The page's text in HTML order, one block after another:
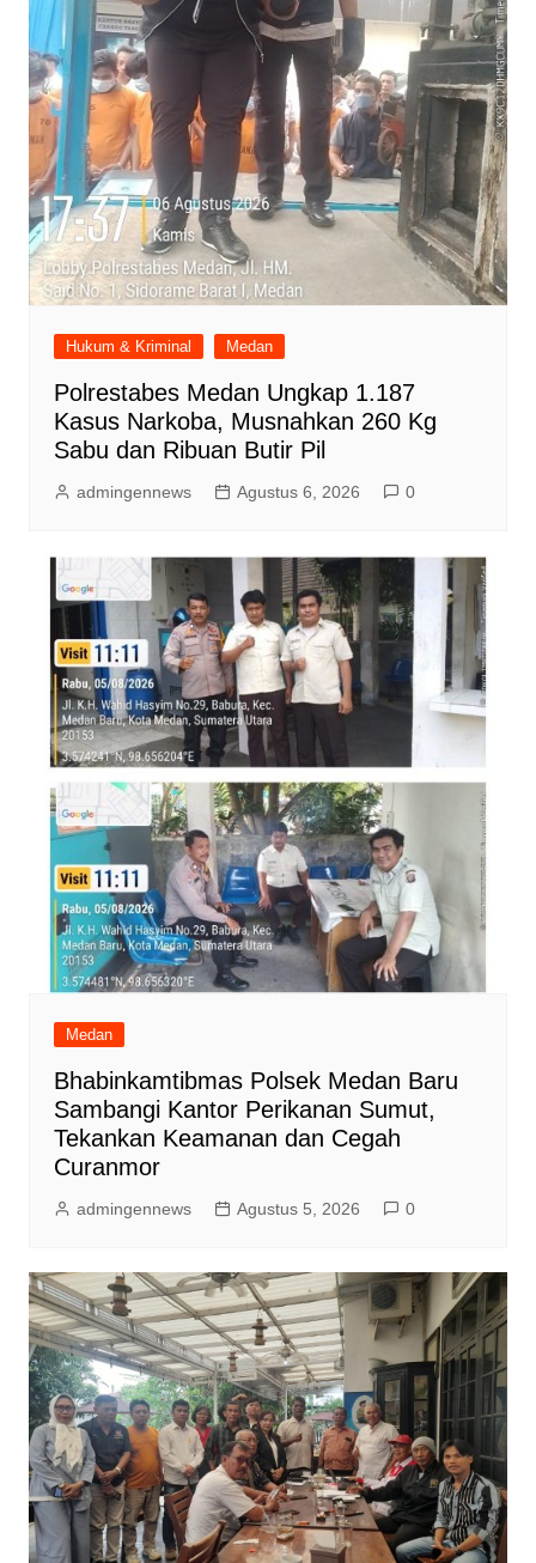
Hukum & Kriminal Medan
Polrestabes Medan Ungkap 1.187
Kasus Narkoba, Musnahkan 260 Kg
Sabu dan Ribuan Butir Pil
admingennews Agustus 6, 2026 0
Medan
Bhabinkamtibmas Polsek Medan Baru
Sambangi Kantor Perikanan Sumut,
Tekankan Keamanan dan Cegah
Curanmor
admingennews Agustus 5, 2026 0